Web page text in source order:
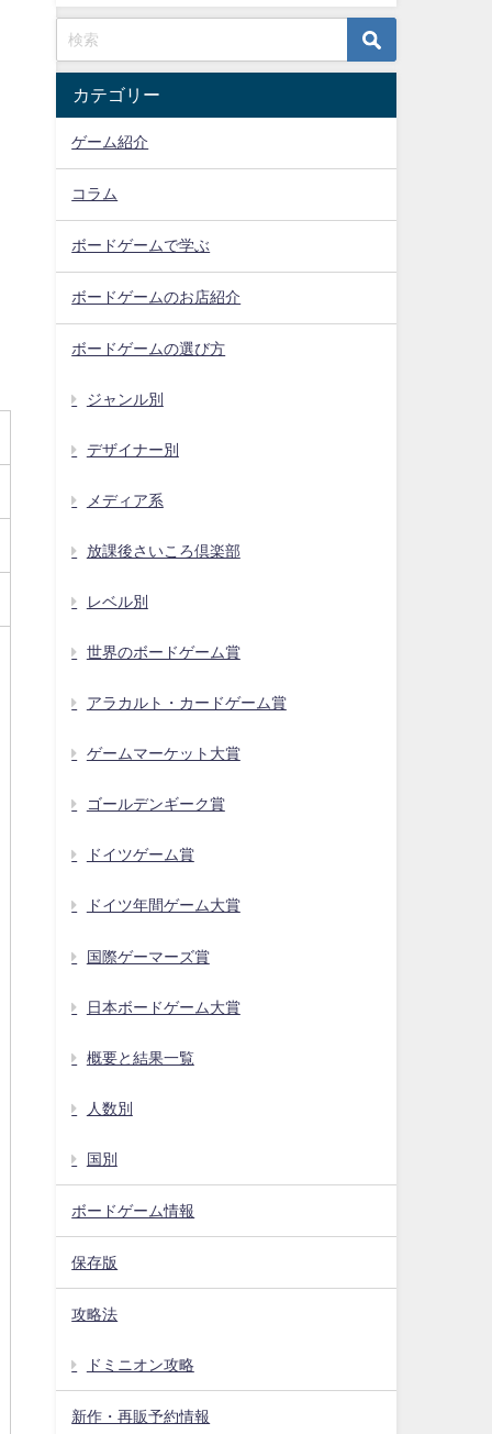
カテゴリー
ゲーム紹介
コラム
ボードゲームで学ぶ
ボードゲームのお店紹介
ボードゲームの選び方
ジャンル別
デザイナー別
メディア系
放課後さいころ倶楽部
レベル別
世界のボードゲーム賞
アラカルト・カードゲーム賞
ゲームマーケット大賞
ゴールデンギーク賞
ドイツゲーム賞
ドイツ年間ゲーム大賞
国際ゲーマーズ賞
日本ボードゲーム大賞
概要と結果一覧
人数別
国別
ボードゲーム情報
保存版
攻略法
ドミニオン攻略
新作・再販予約情報